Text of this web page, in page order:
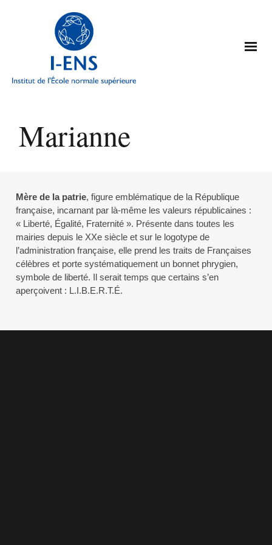
Marianne
Mère de la patrie, figure emblématique de la République
française, incarnant par là-même les valeurs républicaines :
« Liberté, Égalité, Fraternité ». Présente dans toutes les
mairies depuis le XXe siècle et sur le logotype de
l’administration française, elle prend les traits de Françaises
célèbres et porte systématiquement un bonnet phrygien,
symbole de liberté. Il serait temps que certains s’en
aperçoivent : L.I.B.E.R.T.É.